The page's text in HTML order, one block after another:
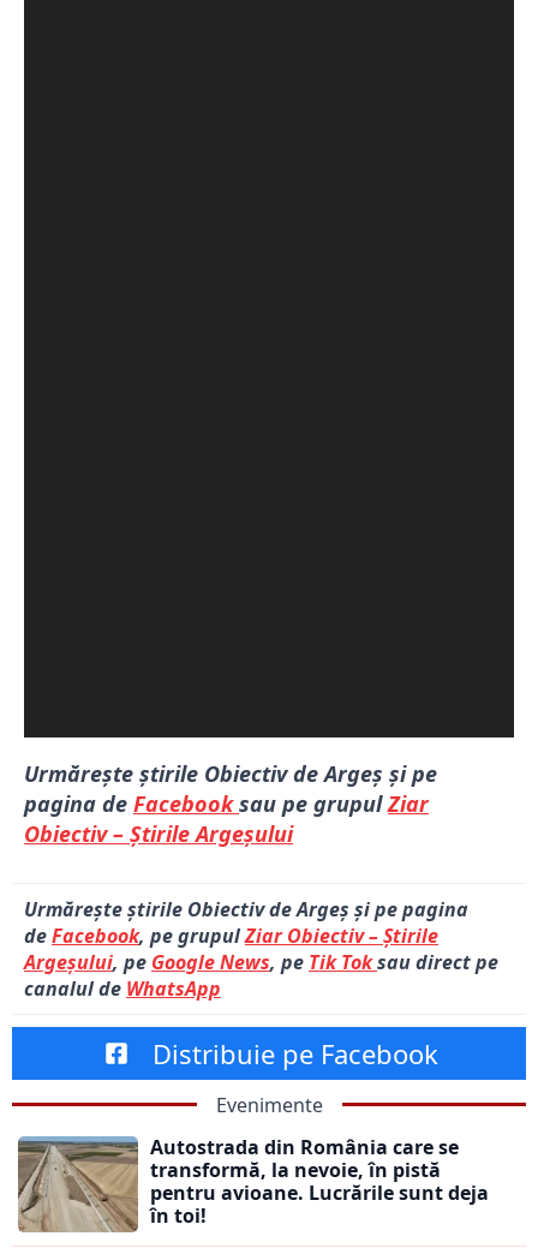
Urmărește știrile Obiectiv de Argeș și pe
pagina de Facebooksau pe grupulZiar
Obiectiv – Știrile Argeșului
Urmărește știrile Obiectiv de Argeș și pe pagina
deFacebook, pe grupulZiar Obiectiv – Știrile
Argeșului, pe Google News, pe Tik Toksau direct pe
canalul de WhatsApp
Distribuie pe Facebook
Evenimente
Autostrada din România care se
transformă, la nevoie, în pistă
pentru avioane. Lucrările sunt deja
în toi!